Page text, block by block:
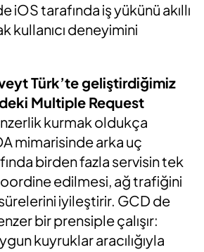
iOS tarafında iş yükünü akıllı
kullanıcı deneyimini
Türk’te geliştirdiğimiz
Multiple Request
kurmak oldukça
mimarisinde arka uç
birden fazla servisin tek
edilmesi, ağ trafiğini
iyileştirir. GCD de
bir prensiple çalışır:
kuyruklar aracılığıyla